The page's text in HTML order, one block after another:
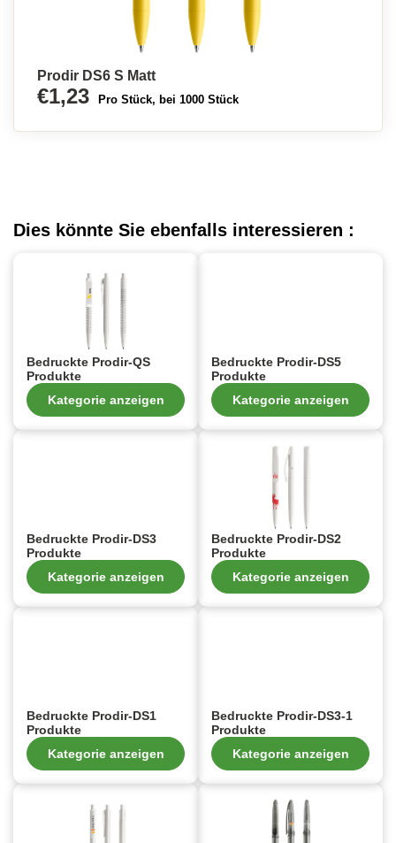
Prodir DS6 S Matt
€1,23 Pro Stück, bei 1000 Stück
Dies könnte Sie ebenfalls interessieren :
Bedruckte Prodir-QS
Produkte
Kategorie anzeigen
Bedruckte Prodir-DS5
Produkte
Kategorie anzeigen
Bedruckte Prodir-DS3
Produkte
Kategorie anzeigen
Bedruckte Prodir-DS2
Produkte
Kategorie anzeigen
Bedruckte Prodir-DS1
Produkte
Kategorie anzeigen
Bedruckte Prodir-DS3-1
Produkte
Kategorie anzeigen